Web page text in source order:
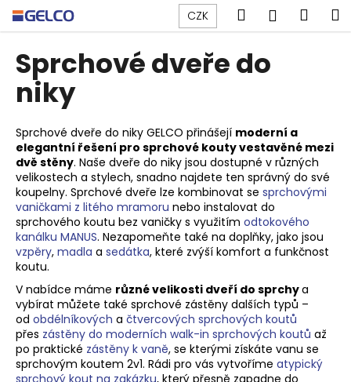
Přejít
na
obsah
CZK Hledat
Sprchové dveře do
niky
Sprchové dveře do niky GELCO přinášejí moderní a
elegantní řešení pro sprchové kouty vestavěné mezi
dvě stěny. Naše dveře do niky jsou dostupné v různých
velikostech a stylech, snadno najdete ten správný do své
koupelny. Sprchové dveře lze kombinovat se sprchovými
vaničkami z litého mramoru nebo instalovat do
sprchového koutu bez vaničky s využitím odtokového
kanálku MANUS. Nezapomeňte také na doplňky, jako jsou
vzpěry, madla a sedátka, které zvýší komfort a funkčnost
koutu.
V nabídce máme různé velikosti dveří do sprchya
vybírat můžete také sprchové zástěny dalších typů –
od obdélníkových a čtvercových sprchových koutů
přes zástěny do moderních walk-in sprchových koutů až
po praktické zástěny k vaně, se kterými získáte vanu se
sprchovým koutem 2v1. Rádi pro vás vytvoříme atypický
sprchový kout na zakázku, který přesně zapadne do
o
C
o
p
o
t
ř
e
b
u
j
e
t
e
n
a